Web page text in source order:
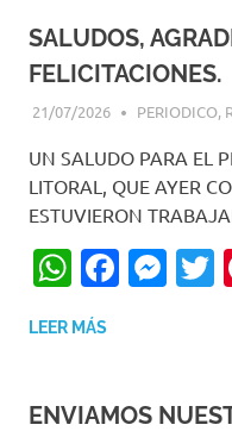
SALUDOS,
FELICITACIONES.
21/07/2026 EDITOR-RET
PERIODICO,
UN SALUDO PARA EL
LITORAL, QUE AYER
ESTUVIERON
LEER MÁS
ENVIAMOS